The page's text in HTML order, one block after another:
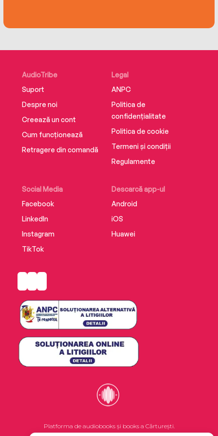
AudioTribe
Suport
Despre noi
Creează un cont
Cum funcționează
Retragere din comandă
Social Media
Facebook
LinkedIn
Instagram
TikTok
Descarcă app-ul
Android
iOS
Huawei
Legal
ANPC
Politica de
confidențialitate
Politica de cookie
Termeni și condiții
Regulamente
Platforma de audiobooks și books a Cărturești.